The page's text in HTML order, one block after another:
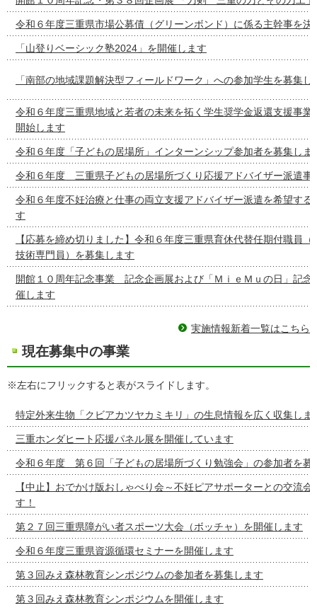
令和６年度三重県市場公募債（グリーンボンド）に係る主幹事を決
「山登りベーシック塾2024」を開催します
「南部の地域課題解決型フィールドワーク」への参加学生を募集し
令和６年度三重県地域と若者の未来を拓く学生奨学金返還支援事業
開始します
令和６年度「子どもの居場所」インターンシップ参加者を募集しま
令和６年度 三重県子どもの居場所づくり応援アドバイザー派遣事
令和６年度不妊治療と仕事の両立支援アドバイザー派遣を希望する
す
【応募を締め切りました】令和６年度三重県育休代替任期付職員
技術専門員）を募集します
開館１０周年記念事業 記念企画展および「ＭｉｅＭｕの日」記念
催します
実施情報新着一覧はこちら
現在募集中の事業
※左右にフリックすると表がスライドします。
特定外来生物「クビアカツヤカミキリ」の生息情報を広く収集しま
三重ホンダヒート応援パネル展を開催しています
令和６年度 第６回「子どもの居場所づくり勉強会」の参加者を募
【中止】おでかけ版おしゃべり会～不妊ピアサポーターとの交流会
す！
第２７回三重県障がい者スポーツ大会（ボッチャ）を開催します
令和６年度三重県資源循環セミナーを開催します
第３回みえ森林教育シンポジウムの参加者を募集します
第３回みえ森林教育シンポジウムを開催します